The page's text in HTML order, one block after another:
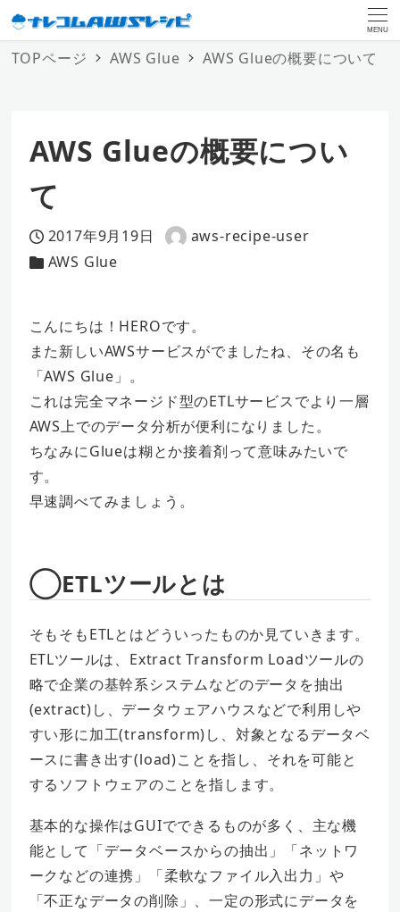
MENU
TOPページ AWS Glue AWS Glueの概要について
AWS Glueの概要につい
て
投稿日
2017年9月19日
著
aws-recipe-user
カテゴリー
AWS Glue
こんにちは！HEROです。
また新しいAWSサービスがでましたね、その名も
「AWS Glue」。
これは完全マネージド型のETLサービスでより一層
AWS上でのデータ分析が便利になりました。
ちなみにGlueは糊とか接着剤って意味みたいで
す。
早速調べてみましょう。
◯ETLツールとは
そもそもETLとはどういったものか見ていきます。
ETLツールは、Extract Transform Loadツールの
略で企業の基幹系システムなどのデータを抽出
(extract)し、データウェアハウスなどで利用しや
すい形に加工(transform)し、対象となるデータベ
ースに書き出す(load)ことを指し、それを可能と
するソフトウェアのことを指します。
基本的な操作はGUIでできるものが多く、主な機
能として「データベースからの抽出」「ネットワ
ークなどの連携」「柔軟なファイル入出力」や
「不正なデータの削除」、一定の形式にデータを